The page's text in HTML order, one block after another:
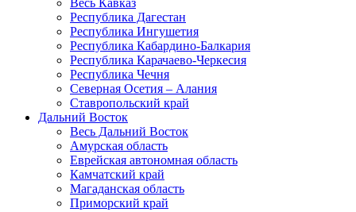
Весь Кавказ
Республика Дагестан
Республика Ингушетия
Республика Кабардино-Балкария
Республика Карачаево-Черкесия
Республика Чечня
Северная Осетия – Алания
Ставропольский край
Дальний Восток
Весь Дальний Восток
Амурская область
Еврейская автономная область
Камчатский край
Магаданская область
Приморский край